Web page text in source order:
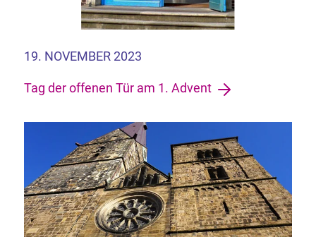
19. NOVEMBER 2023
Tag der offenen Tür am 1. Advent